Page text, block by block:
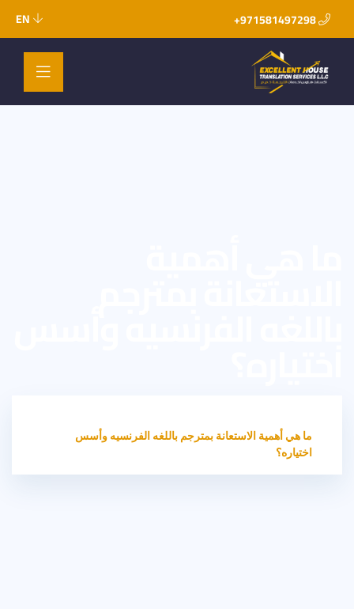
971581497298+
EN
ما هي أهمية الاستعانة بمترجم باللغه الفرنسيه وأسس
اختياره؟